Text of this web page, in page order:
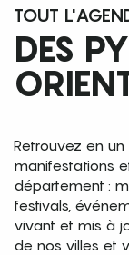
TOUT
DES
Retrouvez en un
manifestations
département :
festivals,
vivant et mis à
de nos villes et